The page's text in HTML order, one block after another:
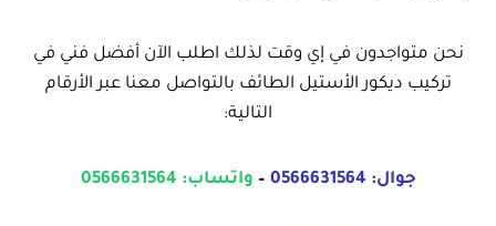
نحن متواجدون في إي وقت لذلك اطلب الآن أفضل فني في
تركيب ديكور الأستيل الطائف بالتواصل معنا عبر الأرقام
التالية:
جوال: 0566631564
– واتساب: 0566631564